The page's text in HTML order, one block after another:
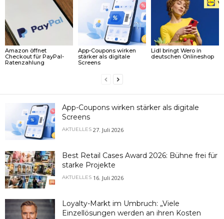
Amazon öffnet
Checkout für PayPal-
Ratenzahlung
App-Coupons wirken
stärker als digitale
Screens
Lidl bringt Wero in
deutschen Onlineshop
App-Coupons wirken stärker als digitale
Screens
AKTUELLES 27. Juli 2026
Best Retail Cases Award 2026: Bühne frei für
starke Projekte
AKTUELLES 16. Juli 2026
Loyalty-Markt im Umbruch: „Viele
Einzellösungen werden an ihren Kosten